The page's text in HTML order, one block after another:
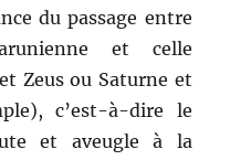
du passage entre
et celle
Zeus ou Saturne et
c’est-à-dire le
et aveugle à la